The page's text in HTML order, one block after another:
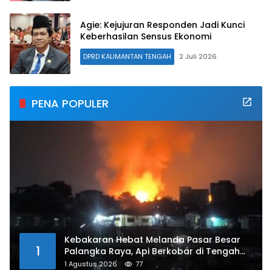
Agie: Kejujuran Responden Jadi Kunci
Keberhasilan Sensus Ekonomi
DPRD KALIMANTAN TENGAH 2 Juli 2026
PENA POPULER
1
Kebakaran Hebat Melanda Pasar Besar
Palangka Raya, Api Berkobar di Tengah
Kawasan Padat
1 Agustus 2026 77